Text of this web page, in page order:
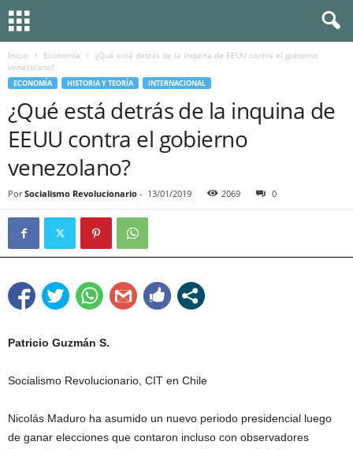
Inicio Economía
¿Qué está detrás de la inquina de EEUU contra el gobierno
venezolano?
ECONOMÍA HISTORIA Y TEORÍA INTERNACIONAL
¿Qué está detrás de la inquina de
EEUU contra el gobierno
venezolano?
Por Socialismo Revolucionario - 13/01/2019 2069 0
Patricio Guzmán S.
Socialismo Revolucionario, CIT en Chile
Nicolás Maduro ha asumido un nuevo periodo presidencial luego
de ganar elecciones que contaron incluso con observadores